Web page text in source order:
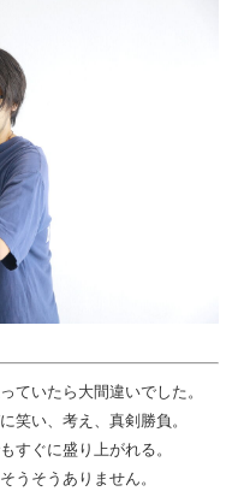
ていたら大間違いでした。
笑い、考え、真剣勝負。
すぐに盛り上がれる。
うそうありません。